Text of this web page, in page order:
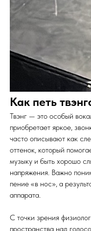
Как петь
Твэнг — это особый
приобретает яркое,
часто описывают как
оттенок, который
музыку и быть хорошо
напряжения. Важно
пение «в нос», а
аппарата.
С точки зрения
пространства над